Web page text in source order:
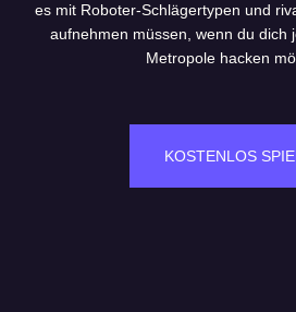
es mit Roboter-Schlägertypen und
aufnehmen müssen, wenn du dich
Metropole hacken
KOSTENLOS